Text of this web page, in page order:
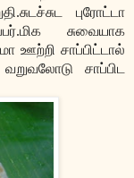
புரோட்டா
சுவையாக
ஊற்றி சாப்பிட்டால்
சாப்பிட